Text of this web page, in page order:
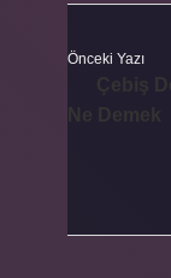
Önceki Yazı